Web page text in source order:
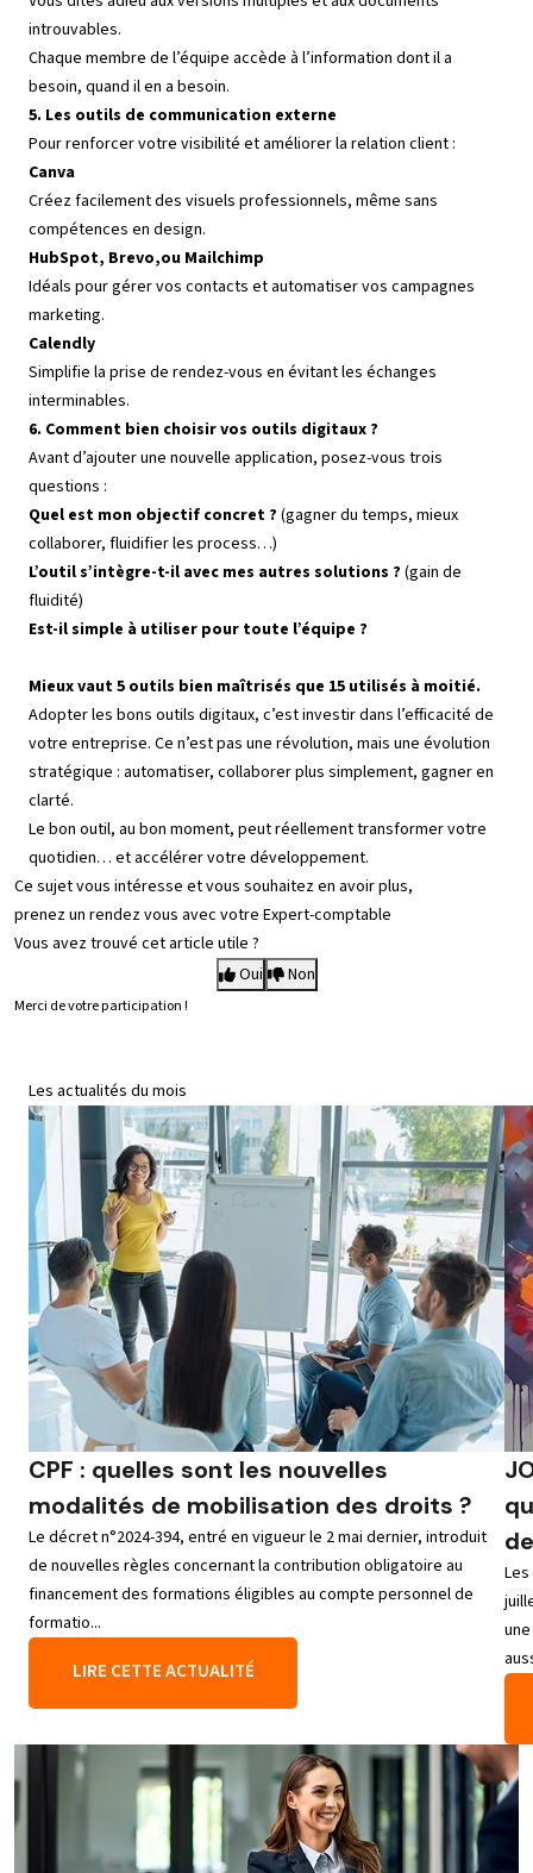
introuvables.
Chaque membre de l’équipe accède à l’information dont il a
besoin, quand il en a besoin.
5. Les outils de communication externe
Pour renforcer votre visibilité et améliorer la relation client :
Canva
Créez facilement des visuels professionnels, même sans
compétences en design.
HubSpot, Brevo,ou Mailchimp
Idéals pour gérer vos contacts et automatiser vos campagnes
marketing.
Calendly
Simplifie la prise de rendez-vous en évitant les échanges
interminables.
6. Comment bien choisir vos outils digitaux ?
Avant d’ajouter une nouvelle application, posez-vous trois
questions :
Quel est mon objectif concret ? (gagner du temps, mieux
collaborer, fluidifier les process…)
L’outil s’intègre-t-il avec mes autres solutions ? (gain de
fluidité)
Est-il simple à utiliser pour toute l’équipe ?
Mieux vaut 5 outils bien maîtrisés que 15 utilisés à moitié.
Adopter les bons outils digitaux, c’est investir dans l’efficacité de
votre entreprise. Ce n’est pas une révolution, mais une évolution
stratégique : automatiser, collaborer plus simplement, gagner en
clarté.
Le bon outil, au bon moment, peut réellement transformer votre
quotidien… et accélérer votre développement.
Ce sujet vous intéresse et vous souhaitez en avoir plus,
prenez un rendez vous avec votre Expert-comptable
Vous avez trouvé cet article utile ?
Oui
Non
Merci de votre participation !
Les actualités du mois
CPF : quelles sont les nouvelles
modalités de mobilisation des droits ?
Le décret n°2024-394, entré en vigueur le 2 mai dernier, introduit
de nouvelles règles concernant la contribution obligatoire au
financement des formations éligibles au compte personnel de
formatio...
LIRE CETTE ACTUALITÉ